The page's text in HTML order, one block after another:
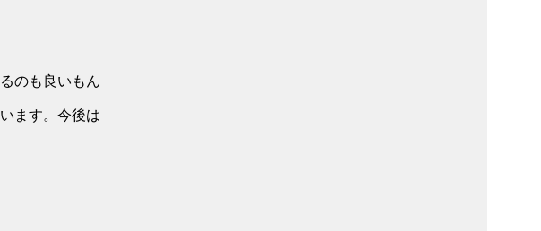
のも良いもん
ます。今後は